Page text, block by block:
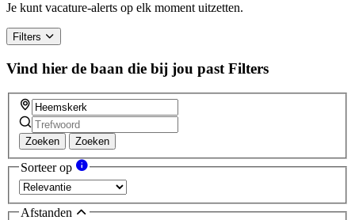
Je kunt vacature-alerts op elk moment uitzetten.
Filters
Vind hier de baan die bij jou past Filters
Zoeken Zoeken
Sorteer op
Afstanden